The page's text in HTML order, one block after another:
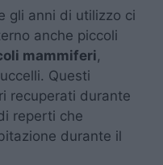
gli anni di utilizzo ci
anche piccoli
mammiferi,
Questi
recuperati durante
reperti che
durante il